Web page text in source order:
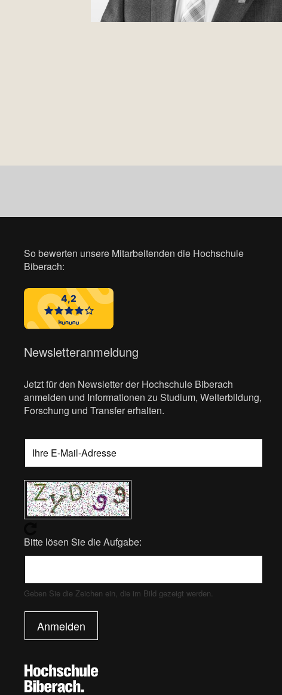
So bewerten unsere Mitarbeitenden die Hochschule
Biberach:
Newsletteranmeldung
Jetzt für den Newsletter der Hochschule Biberach
anmelden und Informationen zu Studium, Weiterbildung,
Forschung und Transfer erhalten.
Bitte lösen Sie die Aufgabe:
Geben Sie die Zeichen ein, die im Bild gezeigt werden.
Anmelden